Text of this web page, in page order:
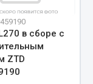
в сборе с
ZTD